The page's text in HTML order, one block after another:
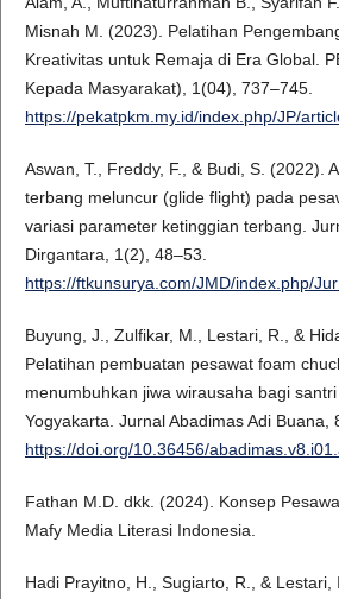
Misnah M. (2023). Pelatihan
Kreativitas untuk Remaja di Era Global.
Kepada Masyarakat), 1(04), 737–745.
https://pekatpkm.my.id/index.php/JP/
Aswan, T., Freddy, F., & Budi, S. (2022).
terbang meluncur (glide flight) pada
variasi parameter ketinggian terbang.
Dirgantara, 1(2), 48–53.
https://ftkunsurya.com/JMD/index.php/
Buyung, J., Zulfikar, M., Lestari, R., &
Pelatihan pembuatan pesawat foam
menumbuhkan jiwa wirausaha bagi santri
Yogyakarta. Jurnal Abadimas Adi Buana,
https://doi.org/10.36456/
Fathan M.D. dkk. (2024). Konsep
Mafy Media Literasi Indonesia.
Hadi Prayitno, H., Sugiarto, R., &